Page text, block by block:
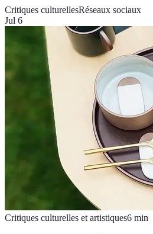
Critiques culturellesRéseaux sociaux
Jul 6
Critiques culturelles et artistiques6 min